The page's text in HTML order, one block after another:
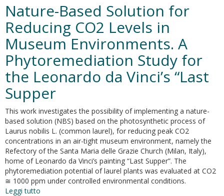
scenari
esposizione
professionale
a
formaldeide
valutazione
dei
livelli
di
esposizione
per
il
personale
sanitario
del
Policlinico
Nature-Based Solution for
Reducing CO2 Levels in
Museum Environments. A
Phytoremediation Study for
the Leonardo da Vinci’s “Last
Supper
This work investigates the possibility of implementing a nature-
based solution (NBS) based on the photosynthetic process of
Laurus nobilis L. (common laurel), for reducing peak CO2
concentrations in an air-tight museum environment, namely the
Refectory of the Santa Maria delle Grazie Church (Milan, Italy),
home of Leonardo da Vinci’s painting “Last Supper”. The
phytoremediation potential of laurel plants was evaluated at CO2
≅ 1000 ppm under controlled environmental conditions.
Leggi tutto